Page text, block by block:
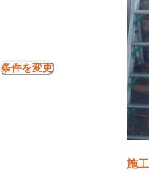
条件を変更
施